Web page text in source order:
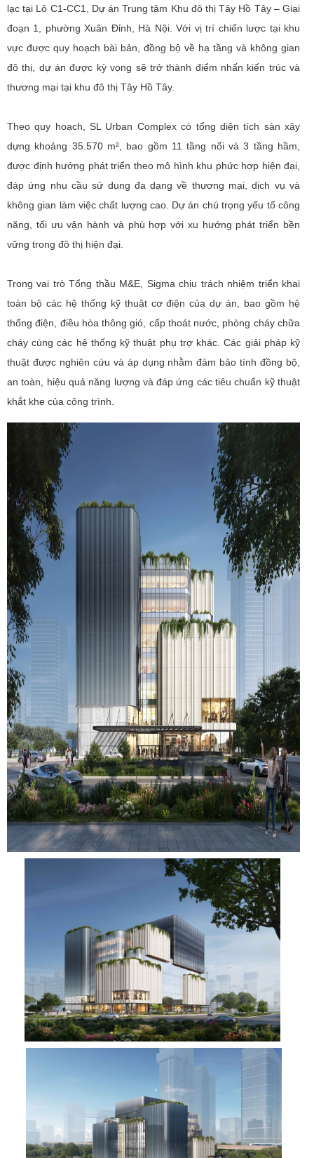
lạc tại Lô C1-CC1, Dự án Trung tâm Khu đô thị Tây Hồ Tây – Giai
đoạn 1, phường Xuân Đỉnh, Hà Nội. Với vị trí chiến lược tại khu
vực được quy hoạch bài bản, đồng bộ về hạ tầng và không gian
đô thị, dự án được kỳ vọng sẽ trở thành điểm nhấn kiến trúc và
thương mại tại khu đô thị Tây Hồ Tây.
Theo quy hoạch, SL Urban Complex có tổng diện tích sàn xây
dựng khoảng 35.570 m², bao gồm 11 tầng nổi và 3 tầng hầm,
được định hướng phát triển theo mô hình khu phức hợp hiện đại,
đáp ứng nhu cầu sử dụng đa dạng về thương mại, dịch vụ và
không gian làm việc chất lượng cao. Dự án chú trọng yếu tố công
năng, tối ưu vận hành và phù hợp với xu hướng phát triển bền
vững trong đô thị hiện đại.
Trong vai trò Tổng thầu M&E, Sigma chịu trách nhiệm triển khai
toàn bộ các hệ thống kỹ thuật cơ điện của dự án, bao gồm hệ
thống điện, điều hòa thông gió, cấp thoát nước, phòng cháy chữa
cháy cùng các hệ thống kỹ thuật phụ trợ khác. Các giải pháp kỹ
thuật được nghiên cứu và áp dụng nhằm đảm bảo tính đồng bộ,
an toàn, hiệu quả năng lượng và đáp ứng các tiêu chuẩn kỹ thuật
khắt khe của công trình.